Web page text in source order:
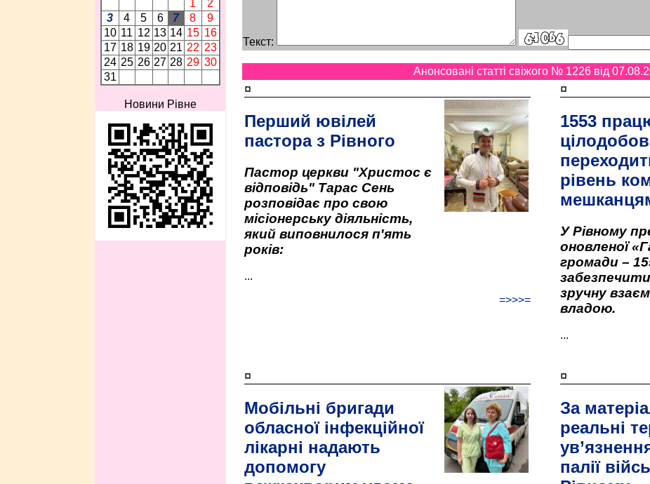
1
2
3
4 5 6 7 8
9
10 11 12 13 14 15 16
17 18 19 20 21 22 23
24 25 26 27 28 29 30
31
Новини Рівне
Текст:
Анонсовані статті свіжого № 1226 від
¤
Перший ювілей
пастора з Рівного
Пастор церкви "Христос є
відповідь" Тарас Сень
розповідає про свою
місіонерську діяльність,
який виповнилося п'ять
років:
...
=>>>=
¤
1553
рівень
У Рівному
оновленої
громади –
зручну
владою.
...
¤
Мобільні бригади
обласної інфекційної
лікарні надають
допомогу
¤
За
реальні
палії